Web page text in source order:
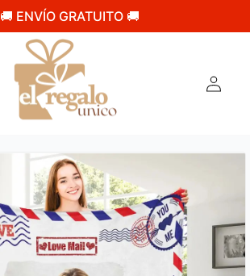
🚚 ENVÍO GRATUITO 🚚